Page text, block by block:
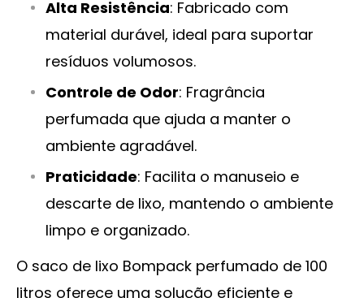
Alta Resistência: Fabricado com
material durável, ideal para suportar
resíduos volumosos.
Controle de Odor: Fragrância
perfumada que ajuda a manter o
ambiente agradável.
Praticidade: Facilita o manuseio e
descarte de lixo, mantendo o ambiente
limpo e organizado.
O saco de lixo Bompack perfumado de 100
litros oferece uma solução eficiente e